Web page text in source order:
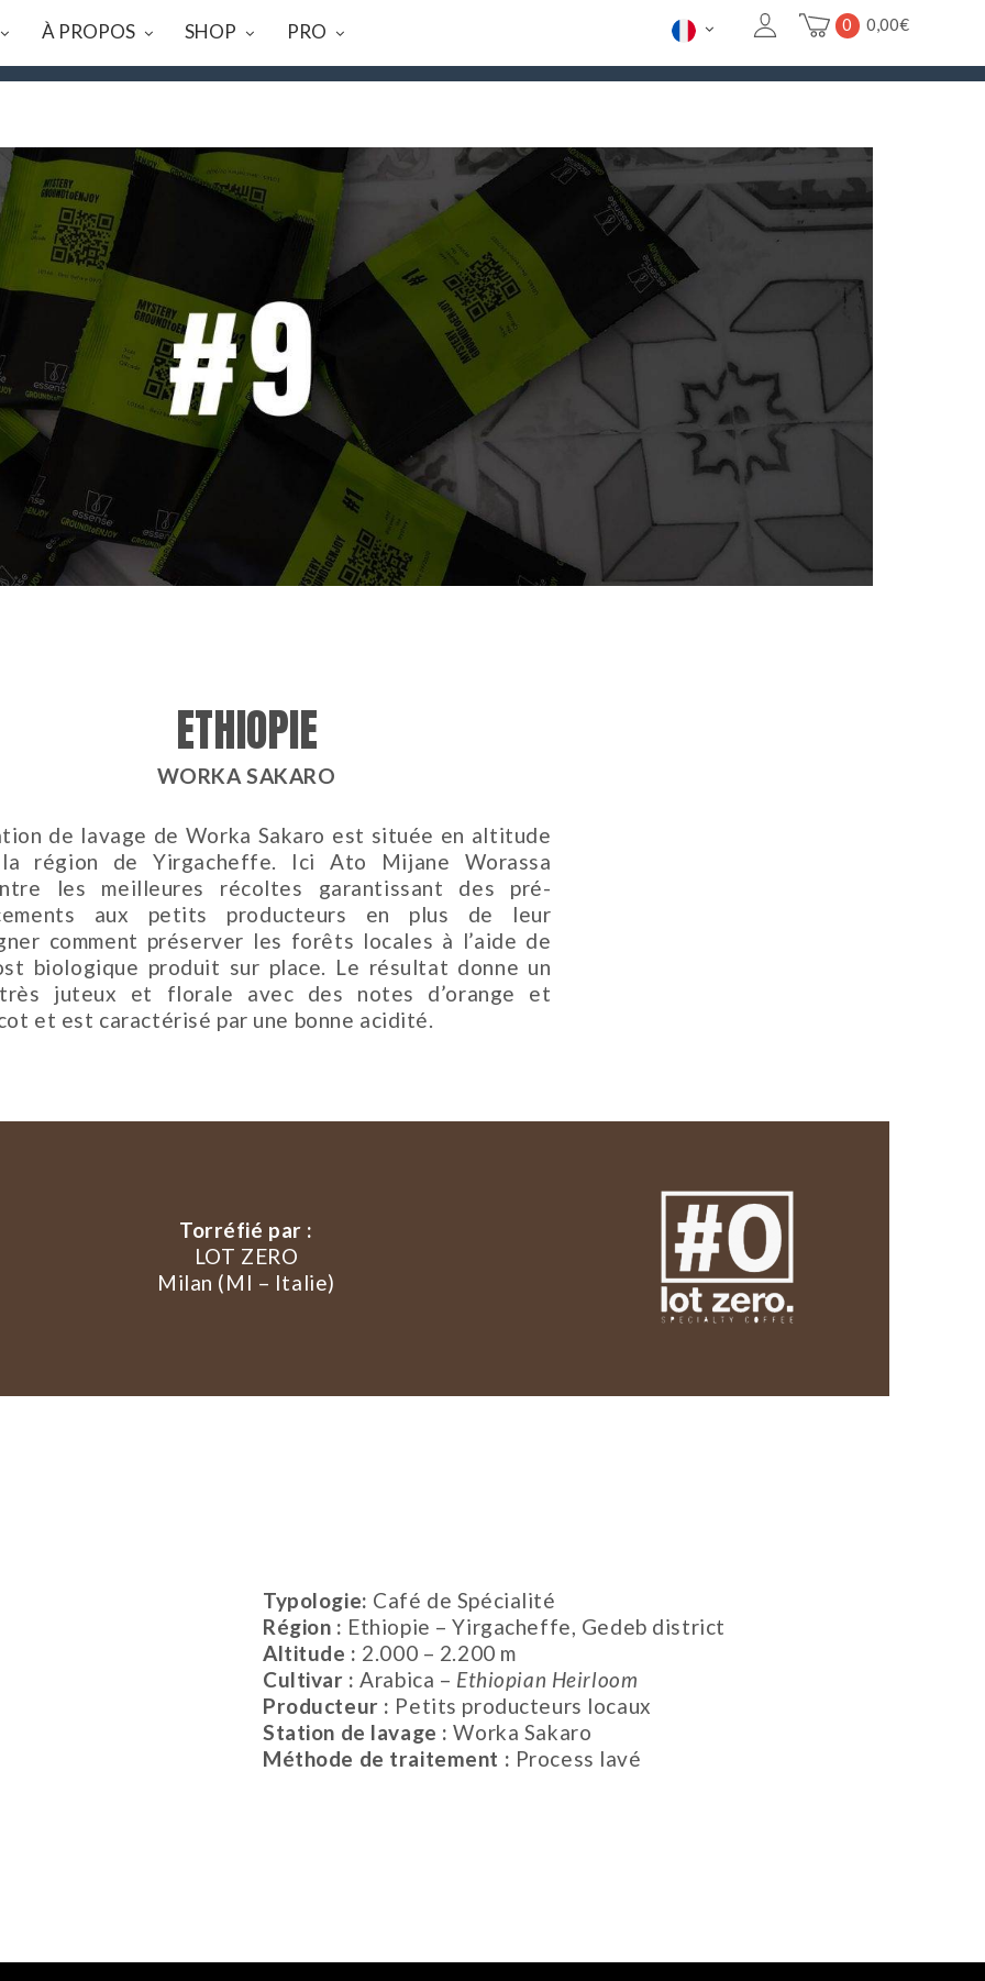
À PROPOS SHOP PRO 0 0,00€
ETHIOPIE
WORKA SAKARO
de lavage de Worka Sakaro est située en altitude
région de Yirgacheffe. Ici Ato Mijane Worassa
les meilleures récoltes garantissant des pré-
aux petits producteurs en plus de leur
comment préserver les forêts locales à l’aide de
biologique produit sur place. Le résultat donne un
juteux et florale avec des notes d’orange et
et est caractérisé par une bonne acidité.
Torréfié par :
LOT ZERO
Milan (MI – Italie)
Typologie: Café de Spécialité
Région : Ethiopie – Yirgacheffe, Gedeb district
Altitude : 2.000 – 2.200 m
Cultivar :Arabica – Ethiopian Heirloom
Producteur : Petits producteurs locaux
Station de lavage :Worka Sakaro
Méthode de traitement : Process lavé
AU 23/08, TOUTES LES COMMANDES SERONT EXPÉDIÉES LE 26/08. POUR LES URGENCESCONTACTEZ-NOUS ICI